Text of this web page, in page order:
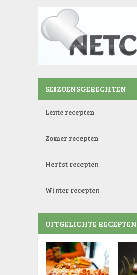
SEIZOENSGERECHTEN
Lente recepten
Zomer recepten
Herfst recepten
Winter recepten
UITGELICHTE RECEPTEN